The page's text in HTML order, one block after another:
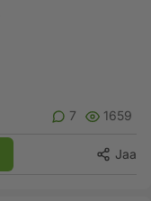
7 1659
Jaa